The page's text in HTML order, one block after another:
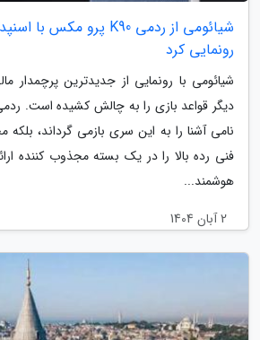
رونمایی کرد
نامی آشنا را به این سری بازمی گرداند،
فنی رده بالا را در یک بسته مجذوب کننده
هوشمند...
2 آبان 1404